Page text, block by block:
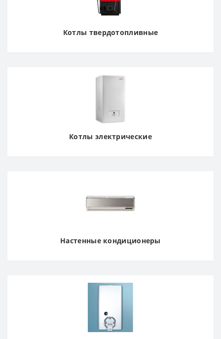
Котлы твердотопливные
Котлы электрические
Настенные кондиционеры